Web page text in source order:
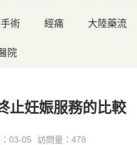
術 經痛 大陸藥流
院
止妊娠服務的比較
03-05 訪問量：478